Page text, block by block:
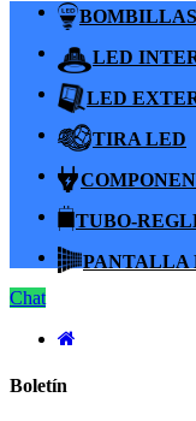
BOMBILLAS
LED
LED
TIRA LED
TUBO-
PANTALLA
Chat
Boletín